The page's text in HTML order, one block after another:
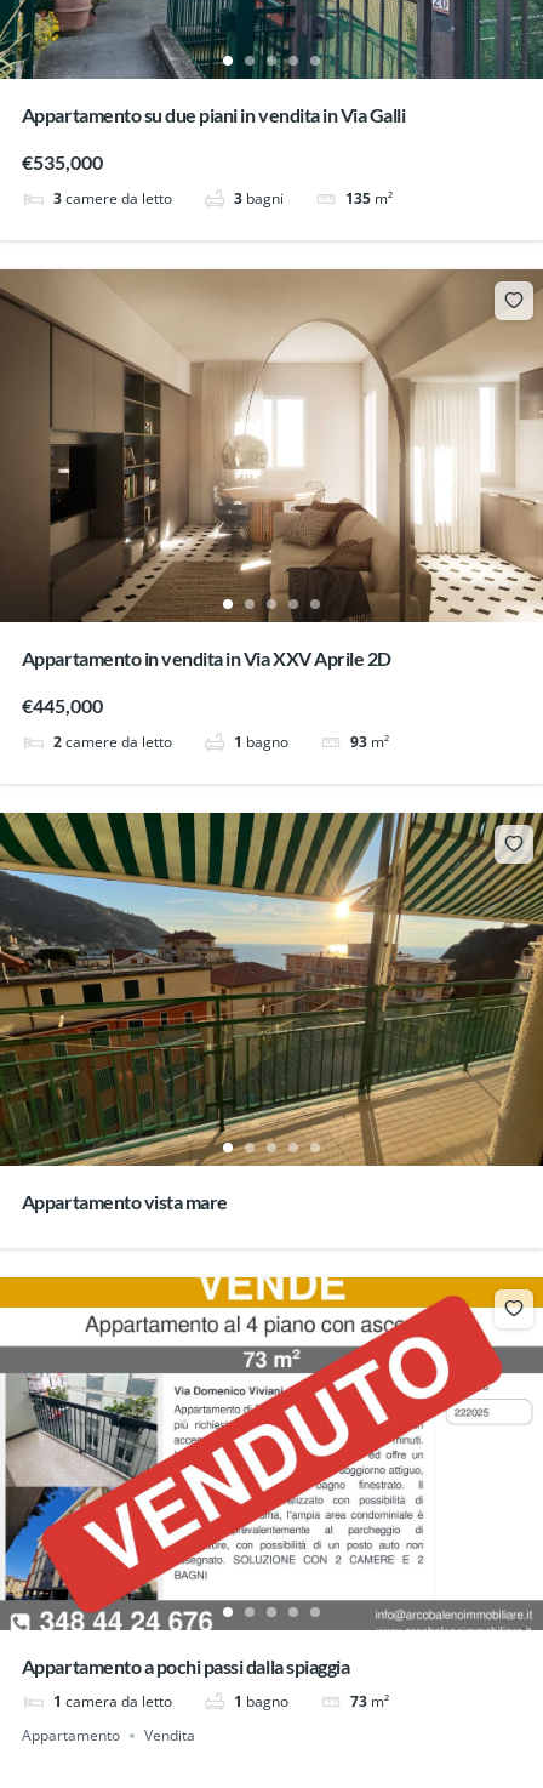
Appartamento su due piani in vendita in Via Galli
€535,000
3camere da letto 3 bagni 135 m²
Appartamento in vendita in Via XXV Aprile 2D
€445,000
2camere da letto 1 bagno 93 m²
Appartamento vista mare
Appartamento a pochi passi dalla spiaggia
1 camera da letto 1 bagno 73 m²
Appartamento
Vendita